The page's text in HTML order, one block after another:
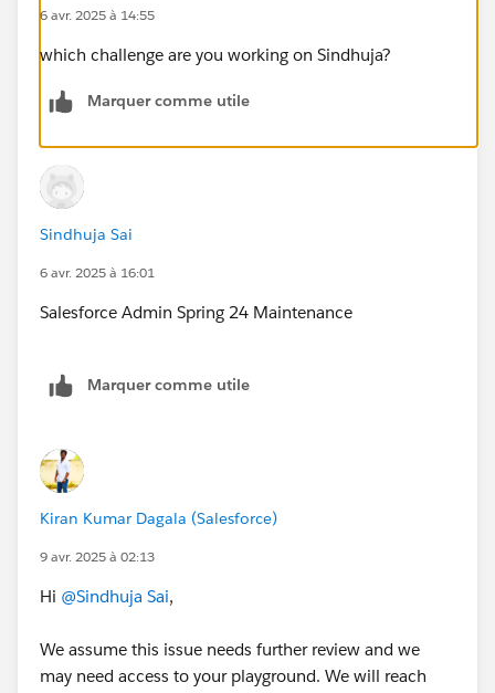
6 avr. 2025 à 14:55
which challenge are you working on Sindhuja?
Marquer comme utile
Sindhuja Sai
6 avr. 2025 à 16:01
Salesforce Admin Spring 24 Maintenance
Marquer comme utile
Kiran Kumar Dagala (Salesforce)
9 avr. 2025 à 02:13
Hi @Sindhuja Sai,
We assume this issue needs further review and we
may need access to your playground. We will reach